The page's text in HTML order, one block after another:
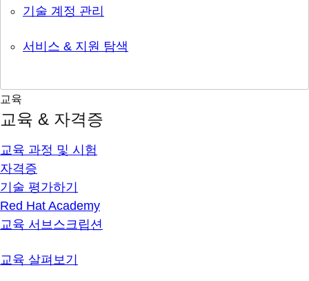
기술 계정 관리
서비스 & 지원 탐색
교육
교육 & 자격증
교육 과정 및 시험
자격증
기술 평가하기
Red Hat Academy
교육 서브스크립션
교육 살펴보기